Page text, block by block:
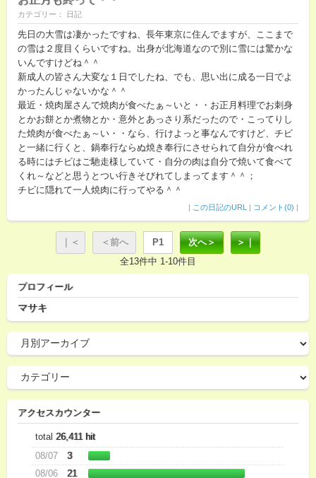
カテゴリー： 日記
先日の大雪は凄かったですね、長年東京に住んでますが、ここまで
の雪は２度目くらいですね。出身が北海道なので別に雪には驚かな
いんですけどね＾＾
新成人の皆さん大変な１日でしたね、でも、思い出に成る一日でよ
かったんじゃないかな＾＾
最近・焼肉屋さんで焼肉が食べたぁ～いと・・お正月料理でお刺身
とかお餅とか煮物とか・意外とあっさり系だったので・こってりし
た焼肉が食べたぁ～い・・なら、行けよっと事なんですけど、チビ
と一緒に行くと、鍋奉行ならぬ焼き奉行にさせられて自分が食べれ
る時にはチビはご馳走様していて・自分の肉は自分で焼いて食べて
くれ～などと思うとつい行きそびれてしまってます＾＾；
チビに隠れて一人焼肉に行ってやる＾＾
| この日記のURL | コメント(0) |
｜＜ ＜前へ P1 次へ＞
＞｜
全13件中 1-10件目
プロフィール
マサキ
アクセスカウンター
total 26,411 hit
08/07
3
08/06
21